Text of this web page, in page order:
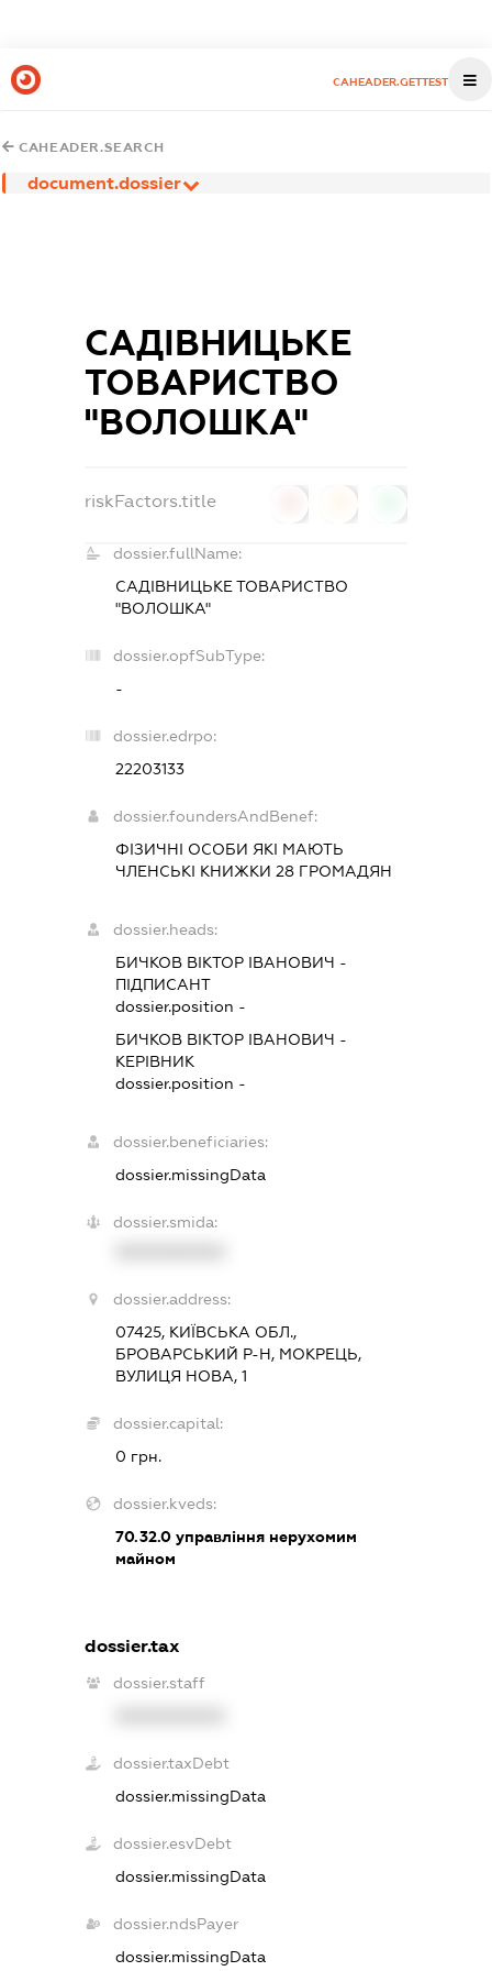
CAHEADER.GETTEST
CAHEADER.SEARCH
document.dossier
САДІВНИЦЬКЕ
ТОВАРИСТВО
"ВОЛОШКА"
riskFactors.title
dossier.fullName:
САДІВНИЦЬКЕ ТОВАРИСТВО
"ВОЛОШКА"
dossier.opfSubType:
-
dossier.edrpo:
22203133
dossier.foundersAndBenef:
ФІЗИЧНІ ОСОБИ ЯКІ МАЮТЬ
ЧЛЕНСЬКІ КНИЖКИ 28 ГРОМАДЯН
dossier.heads:
БИЧКОВ ВІКТОР ІВАНОВИЧ -
ПІДПИСАНТ
dossier.position -
БИЧКОВ ВІКТОР ІВАНОВИЧ -
КЕРІВНИК
dossier.position -
dossier.beneficiaries:
dossier.missingData
dossier.smida:
dossier.address:
07425, КИЇВСЬКА ОБЛ.,
БРОВАРСЬКИЙ Р-Н, МОКРЕЦЬ,
ВУЛИЦЯ НОВА, 1
dossier.capital:
0 грн.
dossier.kveds:
70.32.0управління нерухомим
майном
dossier.tax
dossier.staff
dossier.taxDebt
dossier.missingData
dossier.esvDebt
dossier.missingData
dossier.ndsPayer
dossier.missingData